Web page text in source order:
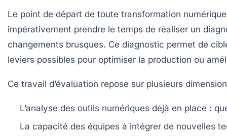
Le point de départ de toute transformation
impérativement prendre le temps de réaliser un
changements brusques. Ce diagnostic permet de
leviers possibles pour optimiser la production ou
Ce travail d’évaluation repose sur plusieurs
L’analyse des outils numériques déjà en place :
La capacité des équipes à intégrer de nouvelles